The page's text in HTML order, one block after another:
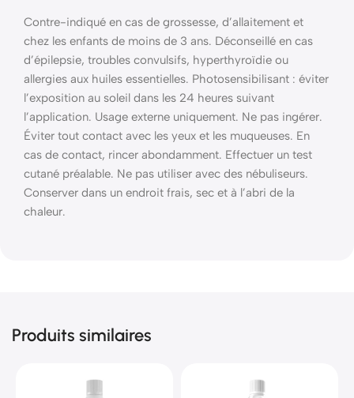
Contre-indiqué en cas de grossesse, d’allaitement et
chez les enfants de moins de 3 ans. Déconseillé en cas
d’épilepsie, troubles convulsifs, hyperthyroïdie ou
allergies aux huiles essentielles. Photosensibilisant : éviter
l’exposition au soleil dans les 24 heures suivant
l’application. Usage externe uniquement. Ne pas ingérer.
Éviter tout contact avec les yeux et les muqueuses. En
cas de contact, rincer abondamment. Effectuer un test
cutané préalable. Ne pas utiliser avec des nébuliseurs.
Conserver dans un endroit frais, sec et à l’abri de la
chaleur.
Produits similaires